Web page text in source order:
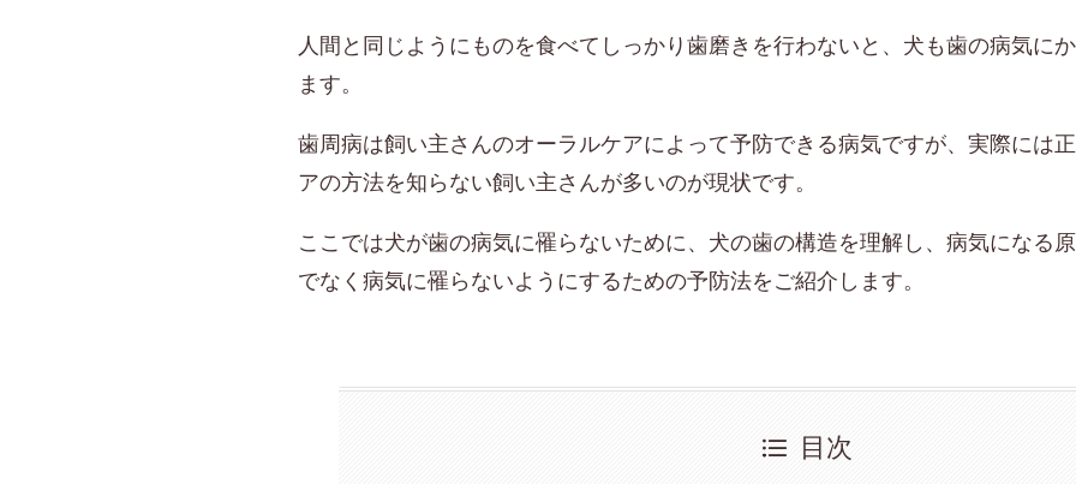
人間と同じようにものを食べてしっかり歯磨きを行わないと、犬も歯の病気に
ます。
歯周病は飼い主さんのオーラルケアによって予防できる病気ですが、実際には
アの方法を知らない飼い主さんが多いのが現状です。
ここでは犬が歯の病気に罹らないために、犬の歯の構造を理解し、病気になる
でなく病気に罹らないようにするための予防法をご紹介します。
目次